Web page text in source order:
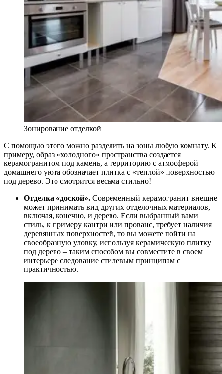
Зонирование отделкой
С помощью этого можно разделить на зоны любую комнату. К
примеру, образ «холодного» пространства создается
керамогранитом под камень, а территорию с атмосферой
домашнего уюта обозначает плитка с «теплой» поверхностью
под дерево. Это смотрится весьма стильно!
Отделка «доской». Современный керамогранит внешне
может принимать вид других отделочных материалов,
включая, конечно, и дерево. Если выбранный вами
стиль, к примеру кантри или прованс, требует наличия
деревянных поверхностей, то вы можете пойти на
своеобразную уловку, используя керамическую плитку
под дерево – таким способом вы совместите в своем
интерьере следование стилевым принципам с
практичностью.